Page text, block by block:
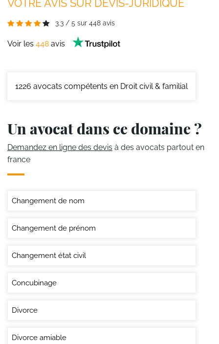
VOTRE AVIS SUR DEVIS-JURIDIQUE
3.3 / 5 sur 448 avis
Voir les 448 avis
1226 avocats compétents en Droit civil & familial
Un avocat dans ce domaine ?
Demandez en ligne des devis à des avocats partout en
france
Changement de nom
Changement de prénom
Changement état civil
Concubinage
Divorce
Divorce amiable